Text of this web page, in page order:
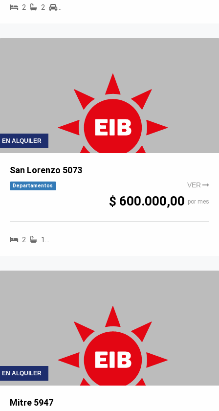
2 2 …
EN ALQUILER
San Lorenzo 5073
Departamentos VER
$ 600.000,00 por mes
2 1…
EN ALQUILER
Mitre 5947